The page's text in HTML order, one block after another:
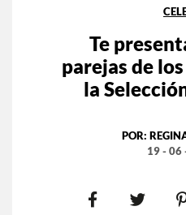
Te
parejas de
la
POR:
19 - 06